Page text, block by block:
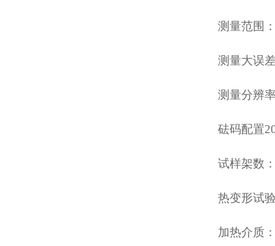
测量范围
测量大误
测量分辨
砝码配置
试样架数
热变形试
加热介质